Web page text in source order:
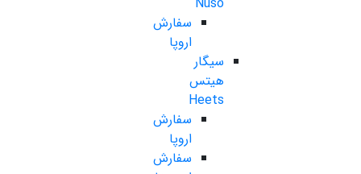
سفارش
اروپا
سیگار
هیتس
Heets
سفارش
اروپا
سفارش